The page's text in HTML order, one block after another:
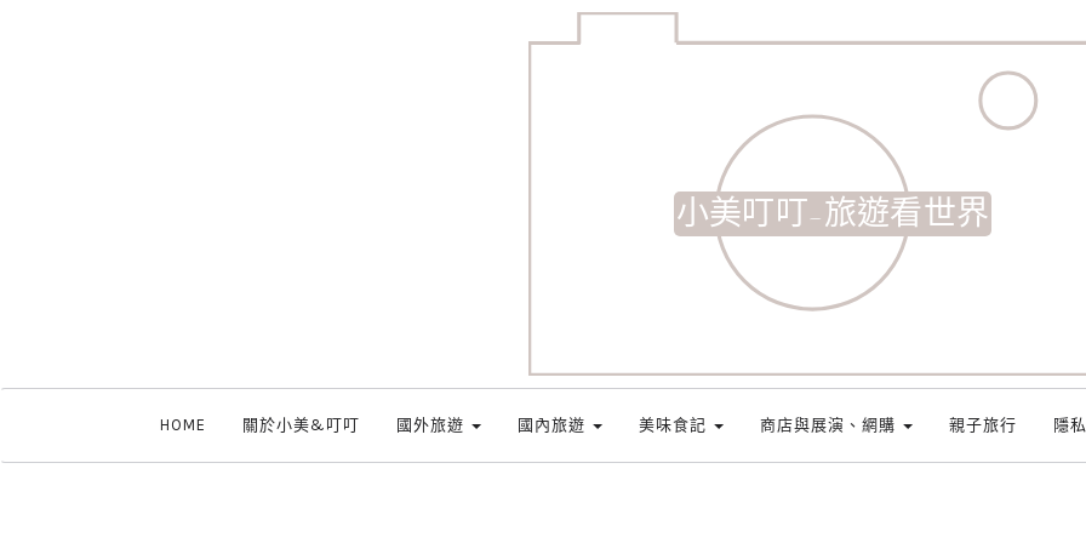
小美叮叮-旅遊看世界
HOME 關於小美&叮叮 國外旅遊 國內旅遊 美味食記 商店與展演、網購 親子旅行 隱